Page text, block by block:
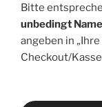
Bitte
unbedingt
angeben in
Checkout/